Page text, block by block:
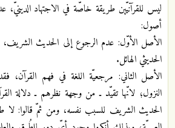
ليس للقرآنيّين طريقة خاصّة في الاجتهاد الدينيّ،
أصول:
الأصل الأوّل: عدم الرجوع إلى الحديث الشريف،
الحديثي الهائل.
الأصل الثاني: مرجعيّة اللغة في فهم القرآن،
النزول؛ لانّها تقيّد ـ من وجهة نظرهم ـ دلالة
الحديث الشريف للسبب نفسه، ومن ثمّ قالوا: لا